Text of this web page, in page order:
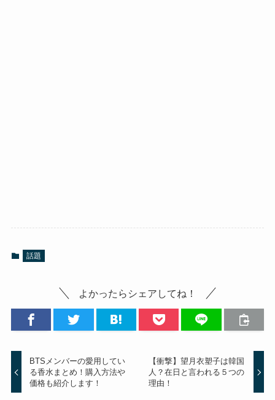
話題
よかったらシェアしてね！
BTSメンバーの愛用してい
る香水まとめ！購入方法や
価格も紹介します！
【衝撃】望月衣塑子は韓国
人？在日と言われる５つの
理由！